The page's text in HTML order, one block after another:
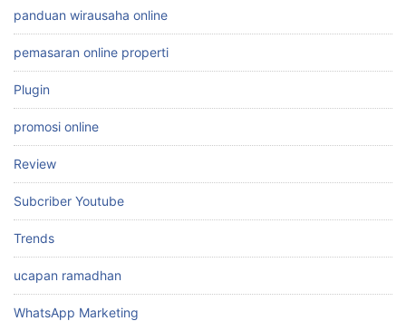
panduan wirausaha online
pemasaran online properti
Plugin
promosi online
Review
Subcriber Youtube
Trends
ucapan ramadhan
WhatsApp Marketing